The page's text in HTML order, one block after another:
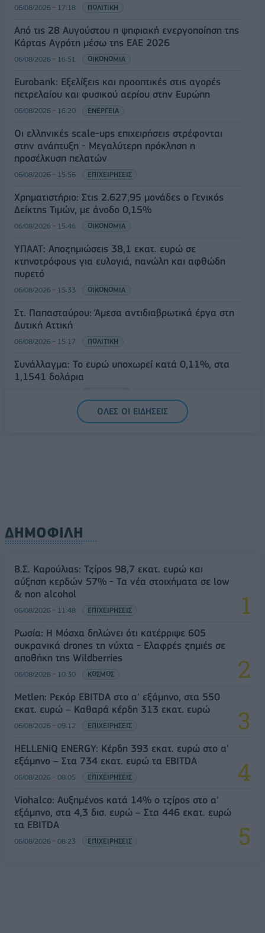
06/08/2026 - 17:18 ΠΟΛΙΤΙΚΗ
Από τις 28 Αυγούστου η ψηφιακή ενεργοποίηση της
Κάρτας Αγρότη μέσω της ΕΑΕ 2026
06/08/2026 - 16:51 ΟΙΚΟΝΟΜΙΑ
Eurobank: Εξελίξεις και προοπτικές στις αγορές
πετρελαίου και φυσικού αερίου στην Ευρώπη
06/08/2026 - 16:20 ΕΝΕΡΓΕΙΑ
Οι ελληνικές scale-ups επιχειρήσεις στρέφονται
στην ανάπτυξη - Μεγαλύτερη πρόκληση η
προσέλκυση πελατών
06/08/2026 - 15:56 ΕΠΙΧΕΙΡΗΣΕΙΣ
Χρηματιστήριο: Στις 2.627,95 μονάδες ο Γενικός
Δείκτης Τιμών, με άνοδο 0,15%
06/08/2026 - 15:46 ΟΙΚΟΝΟΜΙΑ
ΥΠΑΑΤ: Αποζημιώσεις 38,1 εκατ. ευρώ σε
κτηνοτρόφους για ευλογιά, πανώλη και αφθώδη
πυρετό
06/08/2026 - 15:33 ΟΙΚΟΝΟΜΙΑ
Στ. Παπασταύρου: Άμεσα αντιδιαβρωτικά έργα στη
Δυτική Αττική
06/08/2026 - 15:17 ΠΟΛΙΤΙΚΗ
Συνάλλαγμα: Το ευρώ υποχωρεί κατά 0,11%, στα
1,1541 δολάρια
ΟΛΕΣ ΟΙ ΕΙΔΗΣΕΙΣ
ΔΗΜΟΦΙΛΗ
Β.Σ. Καρούλιας: Τζίρος 98,7 εκατ. ευρώ και
αύξηση κερδών 57% - Τα νέα στοιχήματα σε low
& non alcohol
06/08/2026 - 11:48 ΕΠΙΧΕΙΡΗΣΕΙΣ
Ρωσία: Η Μόσχα δηλώνει ότι κατέρριψε 605
ουκρανικά drones τη νύχτα - Ελαφρές ζημιές σε
αποθήκη της Wildberries
06/08/2026 - 10:30 ΚΟΣΜΟΣ
Metlen: Ρεκόρ EBITDA στο α' εξάμηνο, στα 550
εκατ. ευρώ – Καθαρά κέρδη 313 εκατ. ευρώ
06/08/2026 - 09:12 ΕΠΙΧΕΙΡΗΣΕΙΣ
HELLENiQ ENERGY: Κέρδη 393 εκατ. ευρώ στο α'
εξάμηνο – Στα 734 εκατ. ευρώ τα EBITDA
06/08/2026 - 08:05 ΕΠΙΧΕΙΡΗΣΕΙΣ
Viohalco: Αυξημένος κατά 14% ο τζίρος στο α'
εξάμηνο, στα 4,3 δισ. ευρώ – Στα 446 εκατ. ευρώ
τα EBITDA
06/08/2026 - 08:23 ΕΠΙΧΕΙΡΗΣΕΙΣ